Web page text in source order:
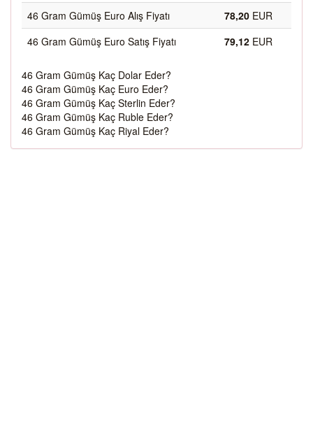
46 Gram Gümüş Euro Alış Fiyatı
78,20 EUR
46 Gram Gümüş Euro Satış Fiyatı
79,12 EUR
46 Gram Gümüş Kaç Dolar Eder?
46 Gram Gümüş Kaç Euro Eder?
46 Gram Gümüş Kaç Sterlin Eder?
46 Gram Gümüş Kaç Ruble Eder?
46 Gram Gümüş Kaç Riyal Eder?